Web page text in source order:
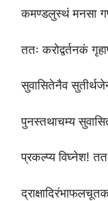
कमण्डलुस्थं मनसा
ततः करोद्वर्तनकं
सुवासितेनैव
पुनस्तथाचम्य
प्रकल्प्य विघ्नेश!